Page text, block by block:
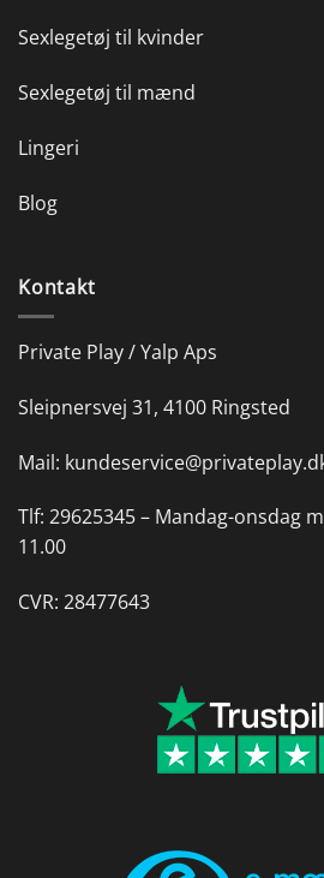
Sexlegetøj til kvinder
Sexlegetøj til mænd
Lingeri
Blog
Kontakt
Private Play / Yalp Aps
Sleipnersvej 31, 4100 Ringsted
Mail:
Tlf: 29625345 – Mandag-onsdag
11.00
CVR: 28477643